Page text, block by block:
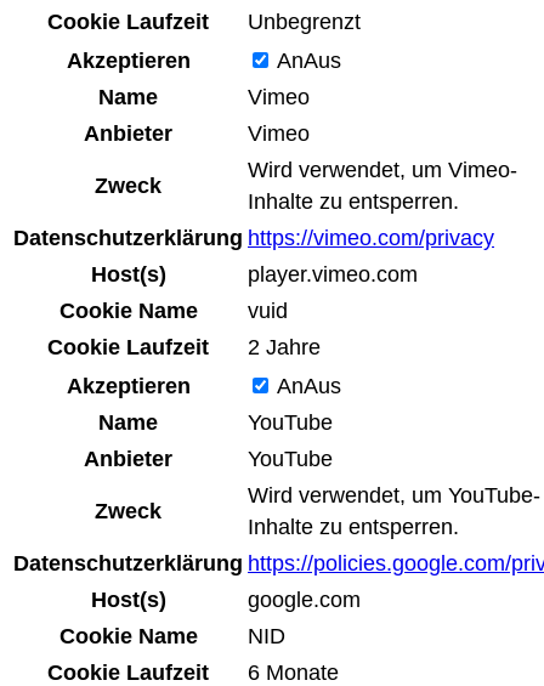
Cookie Laufzeit
Unbegrenzt
Akzeptieren
AnAus
Name
Vimeo
Anbieter
Vimeo
Zweck
Wird verwendet, um Vimeo-
Inhalte zu entsperren.
Datenschutzerklärung https://vimeo.com/privacy
Host(s)
player.vimeo.com
Cookie Name
vuid
Cookie Laufzeit
2 Jahre
Akzeptieren
AnAus
Name
YouTube
Anbieter
YouTube
Zweck
Wird verwendet, um YouTube-
Inhalte zu entsperren.
Datenschutzerklärung https://policies.google.com/
Host(s)
google.com
Cookie Name
NID
Cookie Laufzeit
6 Monate